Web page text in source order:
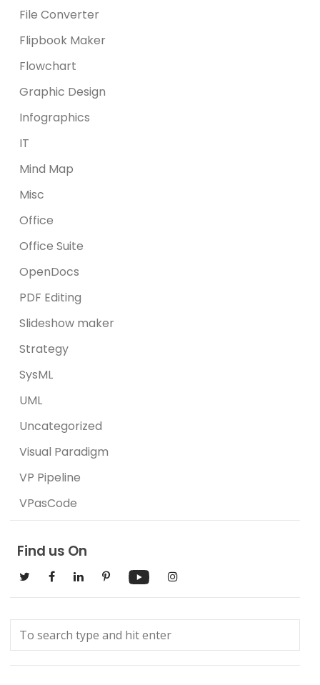
File Converter
Flipbook Maker
Flowchart
Graphic Design
Infographics
IT
Mind Map
Misc
Office
Office Suite
OpenDocs
PDF Editing
Slideshow maker
Strategy
SysML
UML
Uncategorized
Visual Paradigm
VP Pipeline
VPasCode
Find us On